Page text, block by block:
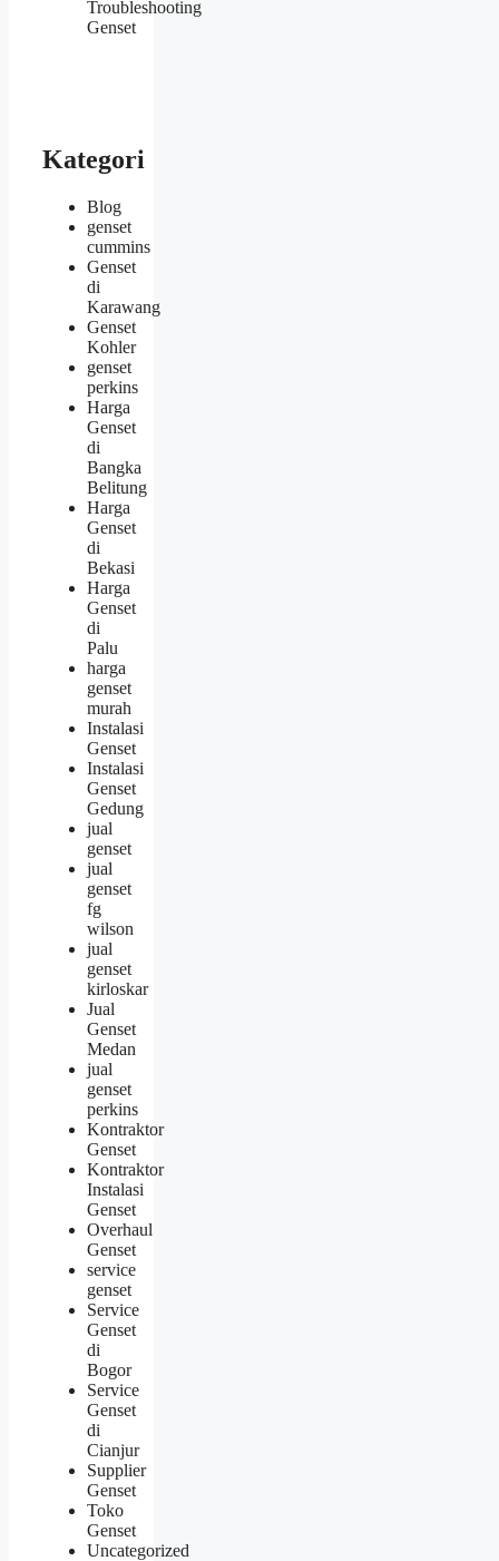
Troubleshooting
Genset
Kategori
Blog
genset
cummins
Genset
di
Karawang
Genset
Kohler
genset
perkins
Harga
Genset
di
Bangka
Belitung
Harga
Genset
di
Bekasi
Harga
Genset
di
Palu
harga
genset
murah
Instalasi
Genset
Instalasi
Genset
Gedung
jual
genset
jual
genset
fg
wilson
jual
genset
kirloskar
Jual
Genset
Medan
jual
genset
perkins
Kontraktor
Genset
Kontraktor
Instalasi
Genset
Overhaul
Genset
service
genset
Service
Genset
di
Bogor
Service
Genset
di
Cianjur
Supplier
Genset
Toko
Genset
Uncategorized